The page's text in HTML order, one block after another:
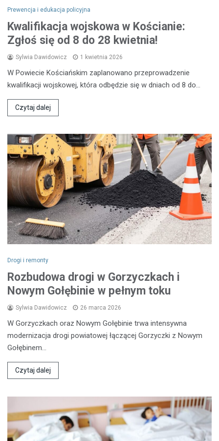
Prewencja i edukacja policyjna
Kwalifikacja wojskowa w Kościanie:
Zgłoś się od 8 do 28 kwietnia!
Sylwia Dawidowicz 1 kwietnia 2026
W Powiecie Kościańskim zaplanowano przeprowadzenie
kwalifikacji wojskowej, która odbędzie się w dniach od 8 do…
Czytaj dalej
Drogi i remonty
Rozbudowa drogi w Gorzyczkach i
Nowym Gołębinie w pełnym toku
Sylwia Dawidowicz 26 marca 2026
W Gorzyczkach oraz Nowym Gołębinie trwa intensywna
modernizacja drogi powiatowej łączącej Gorzyczki z Nowym
Gołębinem…
Czytaj dalej